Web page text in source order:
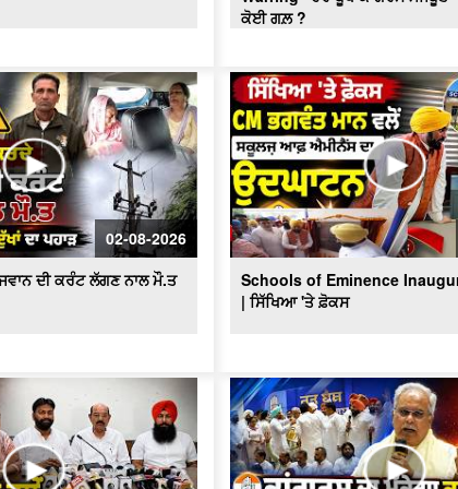
ਕੋਈ ਗਲ਼ ?
02-08-2026
ਦੀ ਕਰੰਟ ਲੱਗਣ ਨਾਲ ਮੌ.ਤ
Schools of Eminence
| ਸਿੱਖਿਆ 'ਤੇ ਫ਼ੋਕਸ